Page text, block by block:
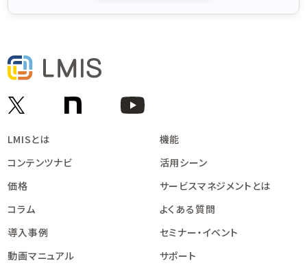
LMISとは
コンテンツナビ
価格
コラム
機能
活用シーン
サービスマネジメントとは
よくある質問
導入事例
動画マニュアル
セミナー・イベント
サポート